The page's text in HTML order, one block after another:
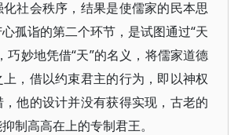
社会秩序，结果是使儒家的民本思
孤诣的第二个环节，是试图通过“天
巧妙地凭借“天”的名义，将儒家道德
，借以约束君主的行为，即以神权
他的设计并没有获得实现，古老的
制高高在上的专制君王。